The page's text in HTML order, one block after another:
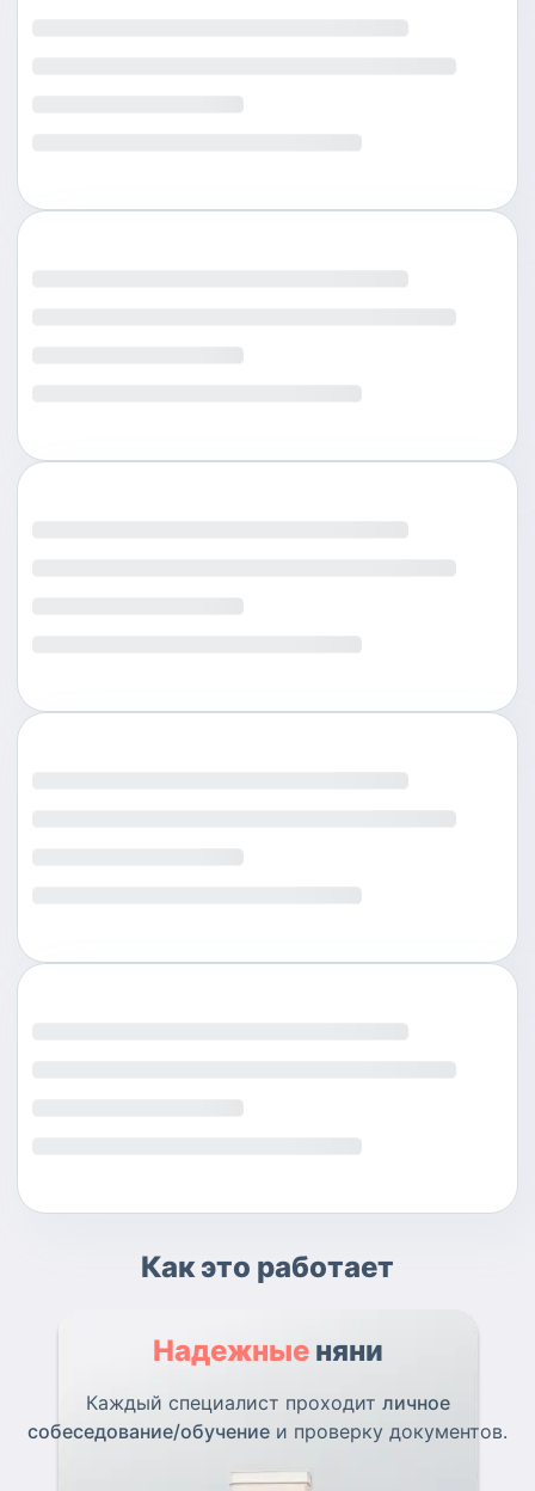
Как это работает
Надежные няни
Каждый специалист проходит личное
собеседование/обучение и проверку документов.